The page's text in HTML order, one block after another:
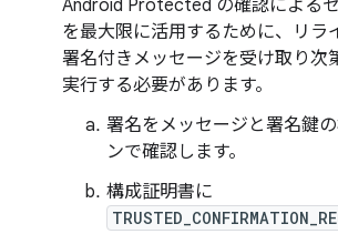
Android Protected の確認による
を最大限に活用するために、リラ
署名付きメッセージを受け取り次
実行する必要があります。
署名をメッセージと署名鍵
ンで確認します。
構成証明書に